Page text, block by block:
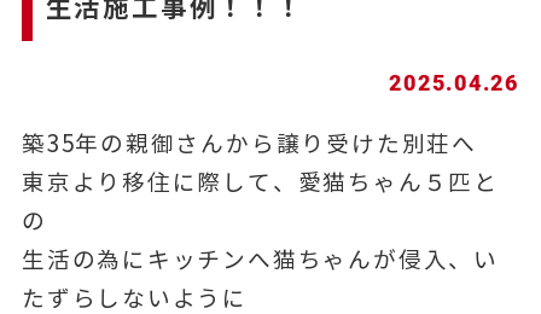
生活施工事例！！！
2025.04.26
築35年の親御さんから譲り受けた別荘へ
東京より移住に際して、愛猫ちゃん５匹と
の
生活の為にキッチンへ猫ちゃんが侵入、い
たずらしないように